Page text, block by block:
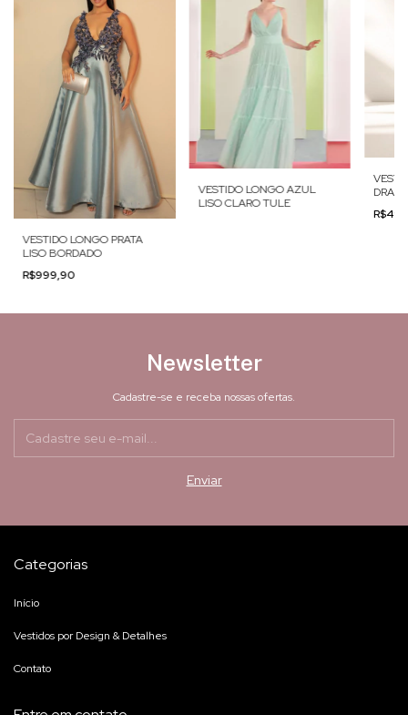
VESTIDO LONGO PRATA
LISO BORDADO
R$999,90
VESTIDO LONGO AZUL
LISO CLARO TULE
ROSA
Newsletter
Cadastre-se e receba nossas ofertas.
Categorias
Início
Vestidos por Design & Detalhes
Contato